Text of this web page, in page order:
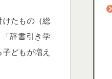
たもの（総
辞書引き学
どもが増え